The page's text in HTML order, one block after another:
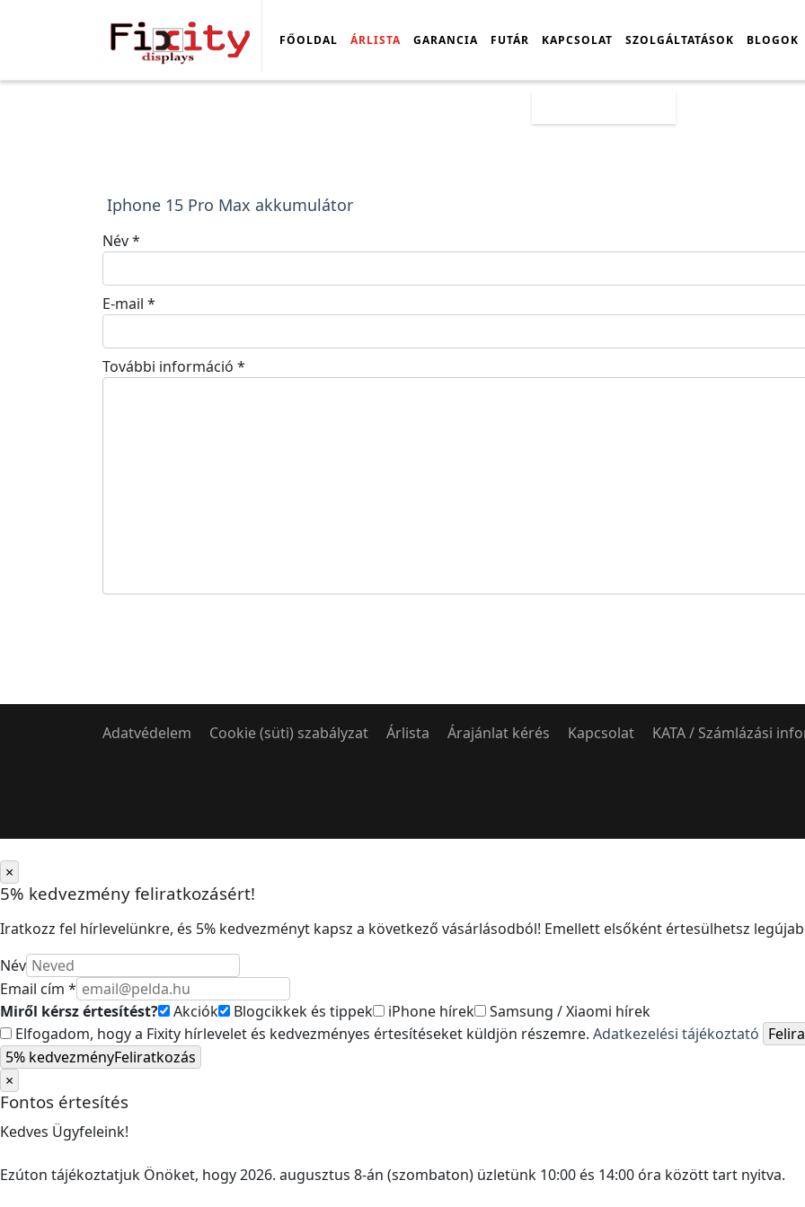
FŐOLDAL ÁRLISTA GARANCIA FUTÁR KAPCSOLAT SZOLGÁLTATÁSOK BLOGOK
Iphone 15 Pro Max akkumulátor
Név*
E-mail *
További információ *
Adatvédelem Cookie (süti) szabályzat Árlista Árajánlat kérés Kapcsolat KATA / Számlázási
×
5% kedvezmény feliratkozásért!
Iratkozz fel hírlevelünkre, és 5% kedvezményt kapsz a következő vásárlásodból! Emellett elsőként értesülhetsz
Név
Email cím *
Miről kérsz értesítést?
Akciók Blogcikkek és tippek iPhone hírek
Samsung / Xiaomi hírek
Elfogadom, hogy a Fixity hírlevelet és kedvezményes értesítéseket küldjön részemre. Adatkezelési tájékoztató
5% kedvezményFeliratkozás
×
Fontos értesítés
Kedves Ügyfeleink!
Ezúton tájékoztatjuk Önöket, hogy 2026. augusztus 8-án (szombaton) üzletünk 10:00 és 14:00 óra között tart nyitva.